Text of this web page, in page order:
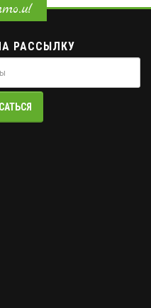
РАССЫЛКУ